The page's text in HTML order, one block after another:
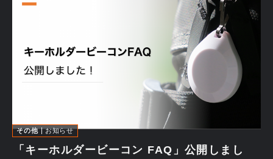
その他 お知らせ
「キーホルダービーコン FAQ」公開しまし